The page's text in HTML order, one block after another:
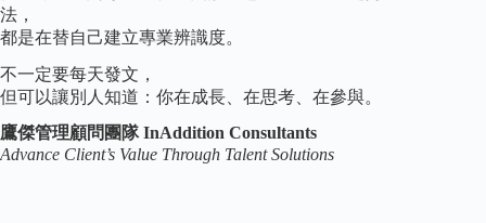
法，
都是在替自己建立專業辨識度。
不一定要每天發文，
但可以讓別人知道：你在成長、在思考、在參與。
鷹傑管理顧問團隊 InAddition Consultants
Advance Client’s Value Through Talent Solutions